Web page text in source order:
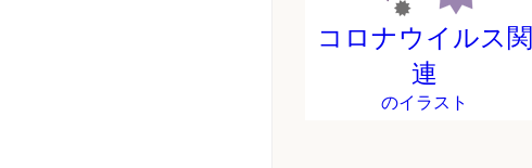
コロナウイルス関
連
のイラスト